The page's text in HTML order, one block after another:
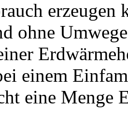
ohne
einem
eine Menge